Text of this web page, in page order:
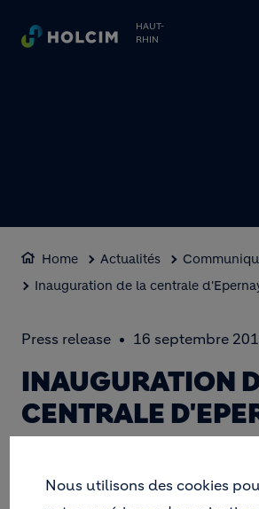
Aller
HAUT-
RHIN
Home Actualités
Inauguration de la centrale
Press release 16 septembre
INAUGURATION
CENTRALE
Nous utilisons des cookies